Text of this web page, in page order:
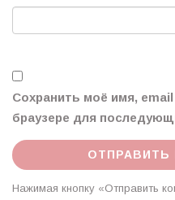
Сохранить моё имя,
браузере для
Нажимая кнопку «Отправить